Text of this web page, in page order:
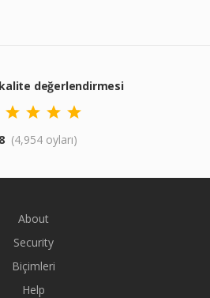
kalite değerlendirmesi
(4,954 oyları)
About
Security
Biçimleri
Help